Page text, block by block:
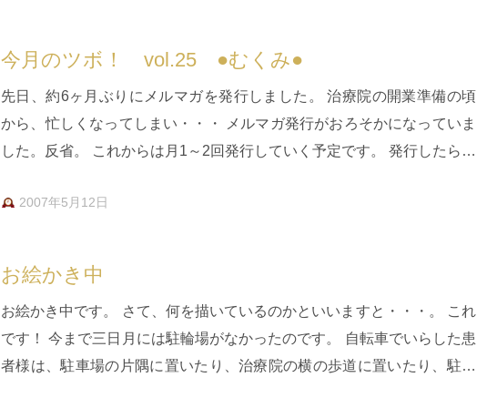
今月のツボ！ vol.25 ●むくみ●
先日、約6ヶ月ぶりにメルマガを発行しました。 治療院の開業準備の頃
から、忙しくなってしまい・・・ メルマガ発行がおろそかになっていま
した。反省。 これからは月1～2回発行していく予定です。 発行したらブ
2007年5月12日
お絵かき中
お絵かき中です。 さて、何を描いているのかといいますと・・・。 これ
です！ 今まで三日月には駐輪場がなかったのです。 自転車でいらした患
者様は、駐車場の片隅に置いたり、治療院の横の歩道に置いたり、駐車